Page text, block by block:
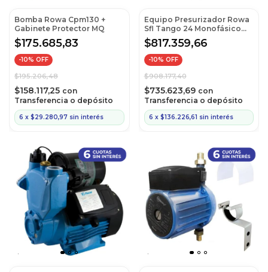
Bomba Rowa Cpm130 +
Gabinete Protector MQ
$175.685,83
-10% OFF
$195.206,48
$158.117,25 con
Transferencia o depósito
6 x $29.280,97 sin interés
Equipo Presurizador Rowa
Sfl Tango 24 Monofásico
(Cod:Tango 24)
$817.359,66
-10% OFF
$908.177,40
$735.623,69 con
Transferencia o depósito
6 x $136.226,61 sin interés